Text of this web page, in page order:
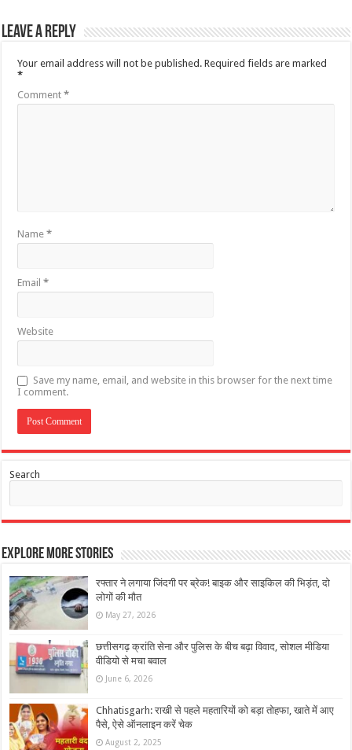
Leave a Reply
Your email address will not be published. Required fields are marked
*
Comment*
Name*
Email*
Website
Save my name, email, and website in this browser for the next time
I comment.
Search
Explore More Stories
रफ्तार ने लगाया जिंदगी पर ब्रेक! बाइक और साइकिल की भिड़ंत, दो
लोगों की मौत
May 27, 2026
छत्तीसगढ़ क्रांति सेना और पुलिस के बीच बढ़ा विवाद, सोशल मीडिया
वीडियो से मचा बवाल
June 6, 2026
Chhatisgarh: राखी से पहले महतारियों को बड़ा तोहफा, खाते में आए
पैसे, ऐसे ऑनलाइन करें चेक
August 2, 2025